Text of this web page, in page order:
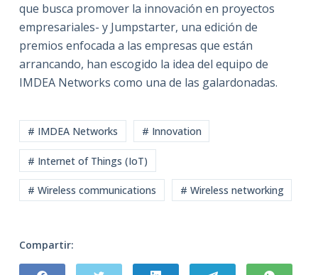
que busca promover la innovación en proyectos
empresariales- y Jumpstarter, una edición de
premios enfocada a las empresas que están
arrancando, han escogido la idea del equipo de
IMDEA Networks como una de las galardonadas.
# IMDEA Networks # Innovation
# Internet of Things (IoT)
# Wireless communications # Wireless networking
Compartir: